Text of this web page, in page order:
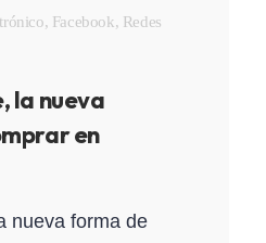
, Facebook, Redes
la nueva
en
nueva forma de